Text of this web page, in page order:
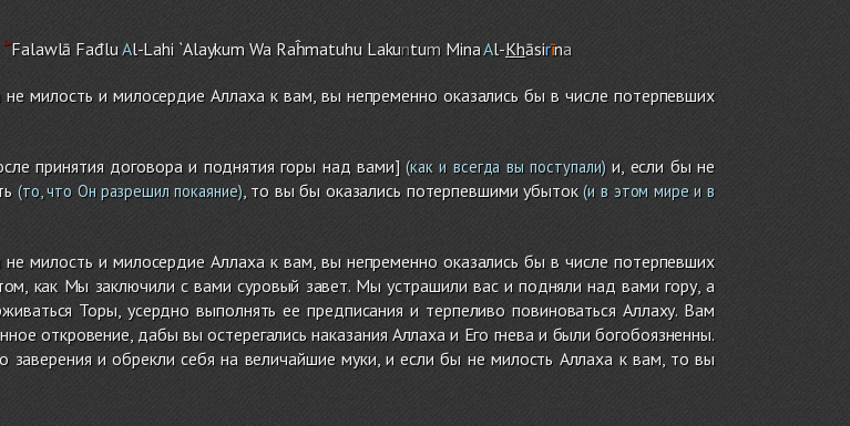
Falawlā FađluAl-Lahi `Alaykum Wa RaĥmatuhuLakuntumMinaAl-Khāsirīna
милость и милосердие Аллаха к вам, вы непременно оказались бы в числе потерпевших
принятия договора и поднятия горы над вами](как и всегда вы поступали)и, если бы не
(то, что Он разрешил покаяние), то вы бы оказались потерпевшими убыток(и в этом мире и в
милость и милосердие Аллаха к вам, вы непременно оказались бы в числе потерпевших
как Мы заключили с вами суровый завет. Мы устрашили вас и подняли над вами гору, а
Торы, усердно выполнять ее предписания и терпеливо повиноваться Аллаху. Вам
откровение, дабы вы остерегались наказания Аллаха и Его гнева и были богобоязненны.
заверения и обрекли себя на величайшие муки, и если бы не милость Аллаха к вам, то вы